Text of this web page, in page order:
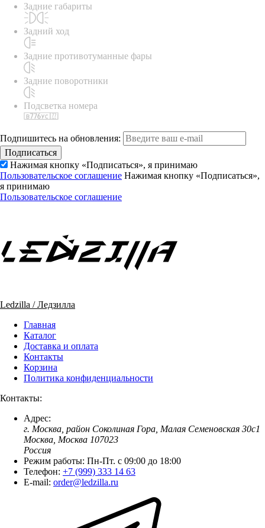
Задние габариты
Задний ход
Задние противотуманные фары
Задние поворотники
Подсветка номера
Подпишитесь на обновления:
Подписаться
Нажимая кнопку «Подписаться», я принимаю
Пользовательское соглашение Нажимая кнопку «Подписаться»,
я принимаю
Пользовательское соглашение
Ledzilla / Ледзилла
Главная
Каталог
Доставка и оплата
Контакты
Корзина
Политика конфиденциальности
Контакты:
Адрес:
г. Москва, район Соколиная Гора, Малая Семеновская 30с1
Москва, Москва 107023
Россия
Режим работы: Пн-Пт. c 09:00 до 18:00
Телефон: +7 (999) 333 14 63
E-mail: order@ledzilla.ru